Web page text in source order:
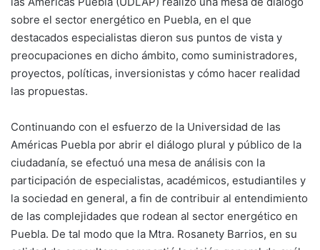
sobre el sector energético en Puebla, en el que
destacados especialistas dieron sus puntos de vista y
preocupaciones en dicho ámbito, como suministradores,
proyectos, políticas, inversionistas y cómo hacer realidad
las propuestas.
Continuando con el esfuerzo de la Universidad de las
Américas Puebla por abrir el diálogo plural y público de la
ciudadanía, se efectuó una mesa de análisis con la
participación de especialistas, académicos, estudiantiles y
la sociedad en general, a fin de contribuir al entendimiento
de las complejidades que rodean al sector energético en
Puebla. De tal modo que la Mtra. Rosanety Barrios, en su